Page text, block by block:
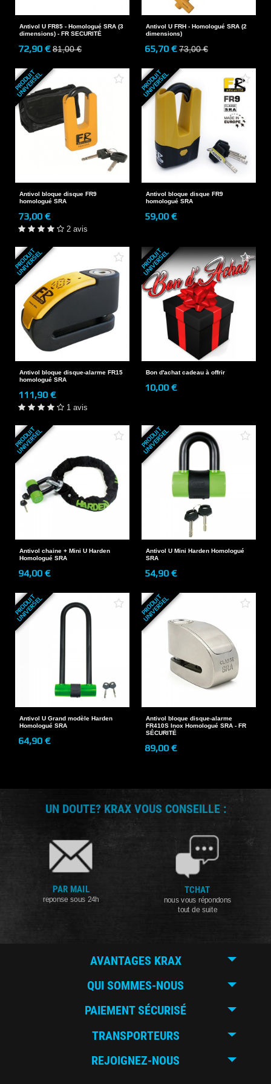
Antivol U FR85 - Homologué SRA (3
dimensions) - FR SECURITÉ
72,90 € 81,00 €
Antivol U FRH - Homologué SRA (2
dimensions)
65,70 € 73,00 €
P
R
O
D
U
I
T
U
N
I
V
E
R
S
E
L
Antivol bloque disque FR9
homologué SRA
73,00 €
2 avis
P
R
O
D
U
I
T
U
N
I
V
E
R
S
E
L
Antivol bloque disque FR9
homologué SRA
59,00 €
P
R
O
D
U
I
T
U
N
I
V
E
R
S
E
L
Antivol bloque disque-alarme FR15
homologué SRA
111,90 €
1 avis
P
R
O
D
U
I
T
U
N
I
V
E
R
S
E
L
Bon d'achat cadeau à offrir
10,00 €
P
R
O
D
U
I
T
U
N
I
V
E
R
S
E
L
Antivol chaine + Mini U Harden
Homologué SRA
94,00 €
P
R
O
D
U
I
T
U
N
I
V
E
R
S
E
L
Antivol U Mini Harden Homologué
SRA
54,90 €
P
R
O
D
U
I
T
U
N
I
V
E
R
S
E
L
Antivol U Grand modèle Harden
Homologué SRA
64,90 €
P
R
O
D
U
I
T
U
N
I
V
E
R
S
E
L
Antivol bloque disque-alarme
FR410S Inox Homologué SRA - FR
SÉCURITÉ
89,00 €
UN DOUTE? KRAX VOUS CONSEILLE :
PAR MAIL
reponse sous 24h
TCHAT
nous vous répondons
tout de suite
AVANTAGES KRAX
QUI SOMMES-NOUS
PAIEMENT SÉCURISÉ
TRANSPORTEURS
REJOIGNEZ-NOUS